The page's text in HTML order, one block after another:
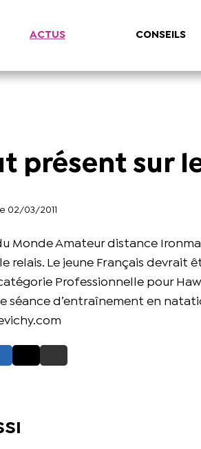
ACTUS CONSEILS
présent sur le
le 02/03/2011
Monde Amateur distance
le relais. Le jeune Français
Professionnelle pour
séance d’entraînement en